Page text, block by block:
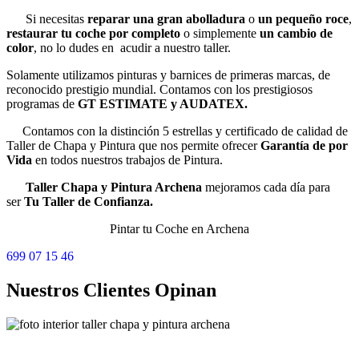
Si necesitas reparar una gran abolladura o un pequeño roce,
restaurar tu coche por completo o simplemente un cambio de
color, no lo dudes en acudir a nuestro taller.
Solamente utilizamos pinturas y barnices de primeras marcas, de
reconocido prestigio mundial. Contamos con los prestigiosos
programas de GT ESTIMATE y AUDATEX.
Contamos con la distinción 5 estrellas y certificado de calidad de
Taller de Chapa y Pintura que nos permite ofrecerGarantía de por
Vida en todos nuestros trabajos de Pintura.
Taller Chapa y Pintura Archena mejoramos cada día para
serTu Taller de Confianza.
Pintar tu Coche en Archena
699 07 15 46
Nuestros Clientes Opinan